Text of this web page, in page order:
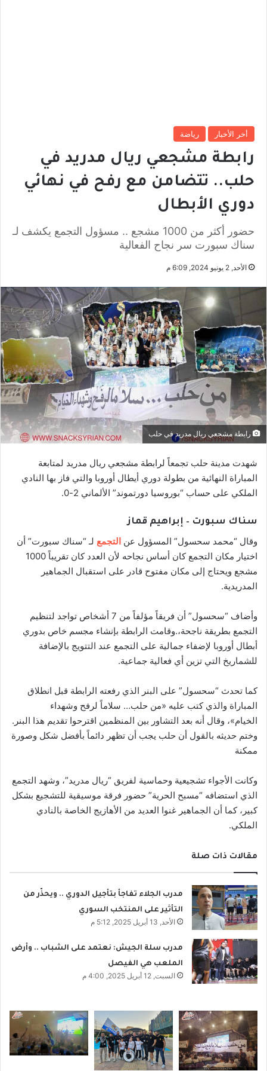
أخر الأخبار رياضة
رابطة مشجعي ريال مدريد في
حلب.. تتضامن مع رفح في نهائي
دوري الأبطال
حضور أكثر من 1000 مشجع .. مسؤول التجمع يكشف لـ
سناك سبورت سر نجاح الفعالية
الأحد, 2 يونيو 2024, 6:09 م
رابطة مشجعي ريال مدريد في حلب
شهدت مدينة حلب تجمعاً لرابطة مشجعي ريال مدريد لمتابعة
المباراة النهائية من بطولة دوري أيطال أوروبا والتي فاز بها النادي
الملكي على حساب “بوروسيا دورتموند” الألماني 2-0.
سناك سبورت – إبراهيم قماز
وقال “محمد سحسول” المسؤول عن التجمع لـ “سناك سبورت” أن
اختيار مكان التجمع كان أساس نجاحه لأن العدد كان تقريباً 1000
مشجع ويحتاج إلى مكان مفتوح قادر على استقبال الجماهير
المدريدية.
وأضاف “سحسول” أن فريقاً مؤلفاً من 7 أشخاص تواجد لتنظيم
التجمع بطريقة ناجحة،.وقامت الرابطة بإنشاء مجسم خاص بدوري
أبطال أوروبا لإضفاء جمالية على التجمع عند التتويج بالإضافة
للشماريخ التي تزين أي فعالية جماعية.
كما تحدث “سحسول” على البنر الذي رفعته الرابطة قبل انطلاق
المباراة والذي كتب عليه «من حلب… سلاماً لرفح وشهداء
الخيام»، وقال أنه بعد التشاور بين المنظمين اقترحوا تقديم هذا البنر.
وختم حديثه بالقول أن حلب يجب أن تظهر دائماً بأفضل شكل وصورة
ممكنة
وكانت الأجواء تشجيعية وحماسية لفريق “ريال مدريد”، وشهد التجمع
الذي استضافه “مسبح الحرية” حضور فرقة موسيقية للتشجيع بشكل
كبير، .كما أن الجماهير غنوا العديد من الأهازيج الخاصة بالنادي
الملكي.
مقالات ذات صلة
مدرب الجلاء تفاجأ بتأجيل الدوري .. ويحذّر من
التأثير على المنتخب السوري
الأحد, 13 أبريل 2025, 5:12 م
مدرب سلة الجيش: نعتمد على الشباب .. وأرض
الملعب هي الفيصل
السبت, 12 أبريل 2025, 4:00 م